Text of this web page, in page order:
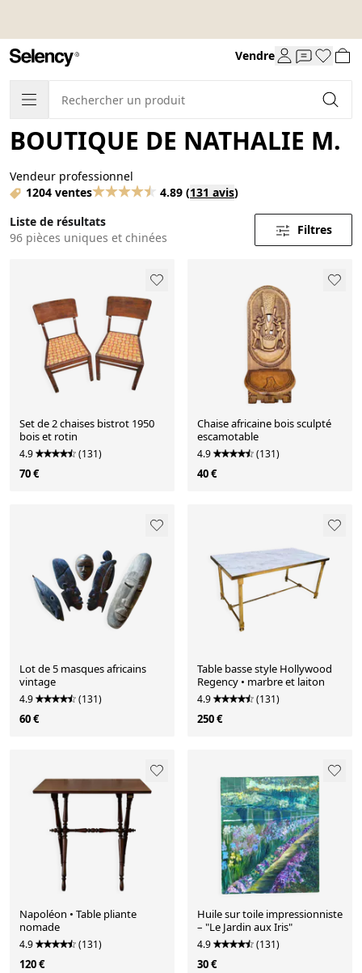
Vendre
BOUTIQUE DE NATHALIE M.
Vendeur professionnel
1204 ventes
4.89 (131 avis)
Liste de résultats
96 pièces uniques et chinées
Filtres
Set de 2 chaises bistrot 1950
bois et rotin
4.9 (131)
70 €
Chaise africaine bois sculpté
escamotable
4.9 (131)
40 €
Lot de 5 masques africains
vintage
4.9 (131)
60 €
Table basse style Hollywood
Regency • marbre et laiton
4.9 (131)
250 €
Napoléon • Table pliante
nomade
4.9 (131)
120 €
Huile sur toile impressionniste
– "Le Jardin aux Iris"
4.9 (131)
30 €